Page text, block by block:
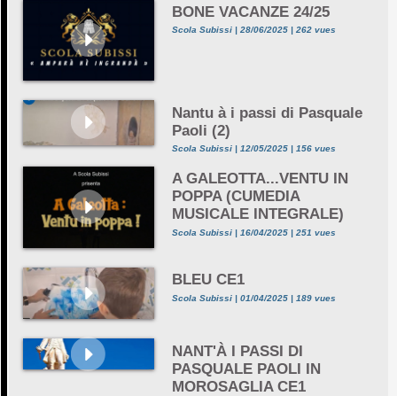
BONE VACANZE 24/25
Scola Subissi | 28/06/2025 | 262 vues
Nantu à i passi di Pasquale
Paoli (2)
Scola Subissi | 12/05/2025 | 156 vues
A GALEOTTA...VENTU IN
POPPA (CUMEDIA
MUSICALE INTEGRALE)
Scola Subissi | 16/04/2025 | 251 vues
BLEU CE1
Scola Subissi | 01/04/2025 | 189 vues
NANT'À I PASSI DI
PASQUALE PAOLI IN
MOROSAGLIA CE1